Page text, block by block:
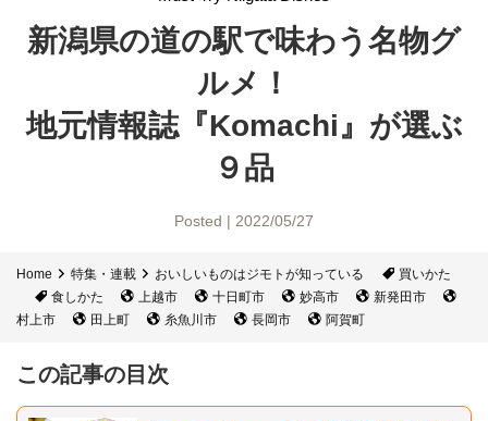
新潟県の道の駅で味わう名物グ
ルメ！
地元情報誌『Komachi』 が選ぶ
９品
Posted | 2022/05/27
Home 特集・連載 おいしいものはジモトが知っている
買いかた
食しかた
上越市 十日町市 妙高市
新発田市
村上市
田上町 糸魚川市 長岡市 阿賀町
この記事の目次